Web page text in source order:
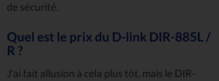
de sécurité.
Quel est le prix du D-link DIR-885L /
R ?
J'ai fait allusion à cela plus tôt, mais le DIR-